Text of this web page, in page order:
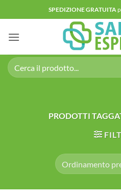
ai
contenuti
SPEDIZIONE GRATUITA
Cerca:
PRODOTTI